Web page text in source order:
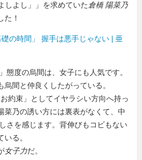
しよし 」を求めていた 倉橋 陽菜乃
た！
の時間」 握手は悪手じゃない | 亜
態度の烏間は、女子にも人気です。
烏間と仲良くしたがっている。
約束」としてイヤラシい方向へ持っ
菜乃の誘い方には裏表がなくて、中
さを感じます。背伸びもコビもない
る。
女子力だ。